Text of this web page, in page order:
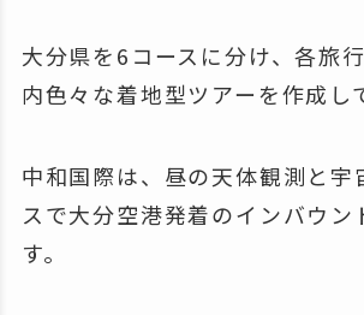
大分県を6コースに分け、各旅
内色々な着地型ツアーを作成し
中和国際は、昼の天体観測と宇
スで大分空港発着のインバウン
す。